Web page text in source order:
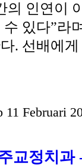
의 인연이
있다”라
. 선배에
11 Februari
교정치과